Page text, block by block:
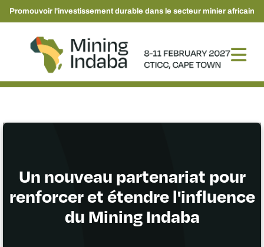
Promouvoir l'investissement durable dans le secteur minier africain
Un nouveau partenariat pour
renforcer et étendre l'influence
du Mining Indaba